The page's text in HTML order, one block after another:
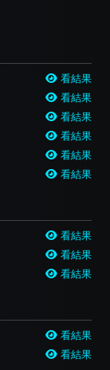
看結果
看結果
看結果
看結果
看結果
看結果
看結果
看結果
看結果
看結果
看結果